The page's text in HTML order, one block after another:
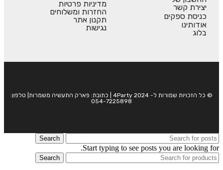
יצירת קשר
כניסת ספקים
אודותינו
בלוג
מדיניות פרטיות
החזרות ומשלוחים
תקנון אתר
נגישות
© כל הזכויות שמורות ל- 4Party 2024 | כתובת: פארק התעשיה משמרות| טלפון:
054-7225898
Search
Start typing to see posts you are looking for.
Search